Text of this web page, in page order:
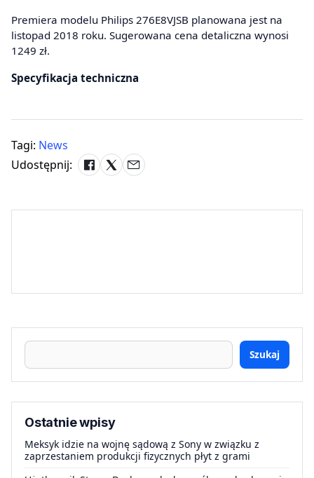
Premiera modelu Philips 276E8VJSB planowana jest na
listopad 2018 roku. Sugerowana cena detaliczna wynosi
1249 zł.
Specyfikacja techniczna
Tagi: News
Udostępnij:
Szukaj
Ostatnie wpisy
Meksyk idzie na wojnę sądową z Sony w związku z
zaprzestaniem produkcji fizycznych płyt z grami